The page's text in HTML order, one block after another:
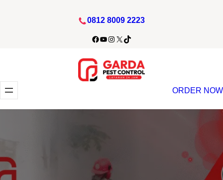
0812 8009 2223
Facebook YouTube Instagram X TikTok
ORDER NOW